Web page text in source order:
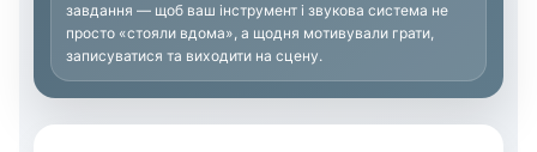
завдання — щоб ваш інструмент і звукова система не
просто «стояли вдома», а щодня мотивували грати,
записуватися та виходити на сцену.